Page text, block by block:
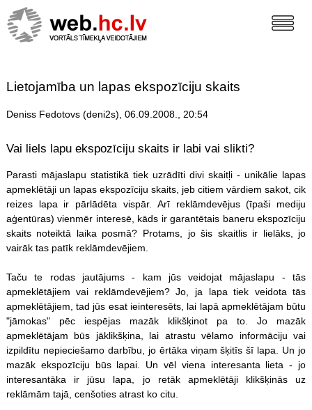
Lietojamība un lapas ekspozīciju skaits
Deniss Fedotovs (deni2s), 06.09.2008., 20:54
Vai liels lapu ekspozīciju skaits ir labi vai slikti?
Parasti mājaslapu statistikā tiek uzrādīti divi skaitļi - unikālie lapas
apmeklētāji un lapas ekspozīciju skaits, jeb citiem vārdiem sakot, cik
reizes lapa ir pārlādēta vispār. Arī reklāmdevējus (īpaši mediju
aģentūras) vienmēr interesē, kāds ir garantētais baneru ekspozīciju
skaits noteiktā laika posmā? Protams, jo šis skaitlis ir lielāks, jo
vairāk tas patīk reklāmdevējiem.
Taču te rodas jautājums - kam jūs veidojat mājaslapu - tās
apmeklētājiem vai reklāmdevējiem? Jo, ja lapa tiek veidota tās
apmeklētājiem, tad jūs esat ieinteresēts, lai lapā apmeklētājam būtu
"jāmokas" pēc iespējas mazāk klikšķinot pa to. Jo mazāk
apmeklētājam būs jāklikšķina, lai atrastu vēlamo informāciju vai
izpildītu nepieciešamo darbību, jo ērtāka viņam šķitīs šī lapa. Un jo
mazāk ekspozīciju būs lapai. Un vēl viena interesanta lieta - jo
interesantāka ir jūsu lapa, jo retāk apmeklētāji klikšķinās uz
reklāmām tajā, cenšoties atrast ko citu.